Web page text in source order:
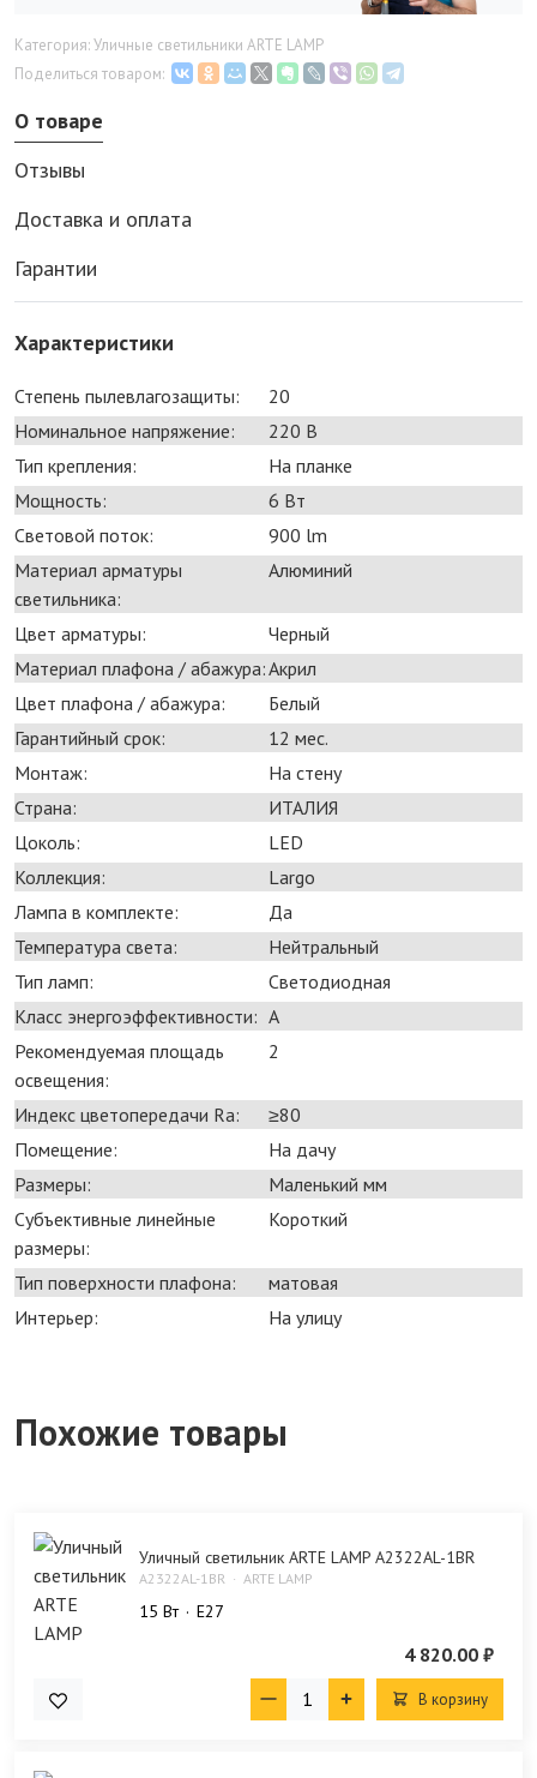
Категория: Уличные светильники ARTE LAMP
Поделиться товаром:
О товаре
Отзывы
Доставка и оплата
Гарантии
Характеристики
Степень пылевлагозащиты:
20
Номинальное напряжение:
220 В
Тип крепления:
На планке
Мощность:
6 Bт
Световой поток:
900 lm
Материал арматуры
светильника:
Алюминий
Цвет арматуры:
Черный
Материал плафона / абажура:Акрил
Цвет плафона / абажура:
Белый
Гарантийный срок:
12 мес.
Монтаж:
На стену
Страна:
ИТАЛИЯ
Цоколь:
LED
Коллекция:
Largo
Лампа в комплекте:
Да
Температура света:
Нейтральный
Тип ламп:
Светодиодная
Класс энергоэффективности: A
Рекомендуемая площадь
освещения:
2
Индекс цветопередачи Ra:
≥80
Помещение:
На дачу
Размеры:
Маленький мм
Субъективные линейные
размеры:
Короткий
Тип поверхности плафона:
матовая
Интерьер:
На улицу
Похожие товары
Уличный светильник ARTE LAMP A2322AL-1BR
A2322AL-1BR ARTE LAMP
15 Bт E27
4 820.00 ₽
В корзину